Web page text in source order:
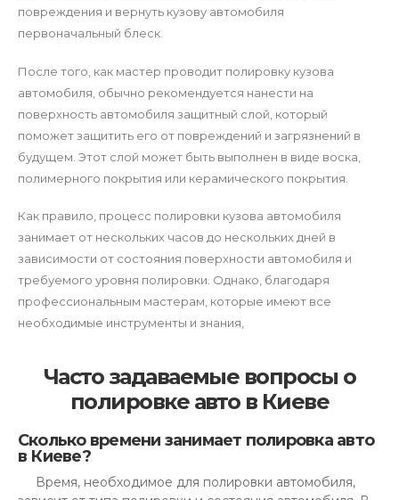
повреждения и вернуть кузову автомобиля
первоначальный блеск.
После того, как мастер проводит полировку кузова
автомобиля, обычно рекомендуется нанести на
поверхность автомобиля защитный слой, который
поможет защитить его от повреждений и загрязнений в
будущем. Этот слой может быть выполнен в виде воска,
полимерного покрытия или керамического покрытия.
Как правило, процесс полировки кузова автомобиля
занимает от нескольких часов до нескольких дней в
зависимости от состояния поверхности автомобиля и
требуемого уровня полировки. Однако, благодаря
профессиональным мастерам, которые имеют все
необходимые инструменты и знания,
Часто задаваемые вопросы о
полировке авто в Киеве
Сколько времени занимает полировка авто
в Киеве?
Время, необходимое для полировки автомобиля,